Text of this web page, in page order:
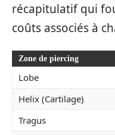
récapitulatif qui
coûts associés à
Zone de piercing
Lobe
Helix (Cartilage)
Tragus